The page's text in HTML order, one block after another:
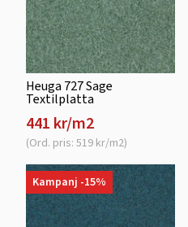
Heuga 727 Sage
Textilplatta
441 kr/m2
(Ord. pris: 519 kr/m2)
Kampanj -15%